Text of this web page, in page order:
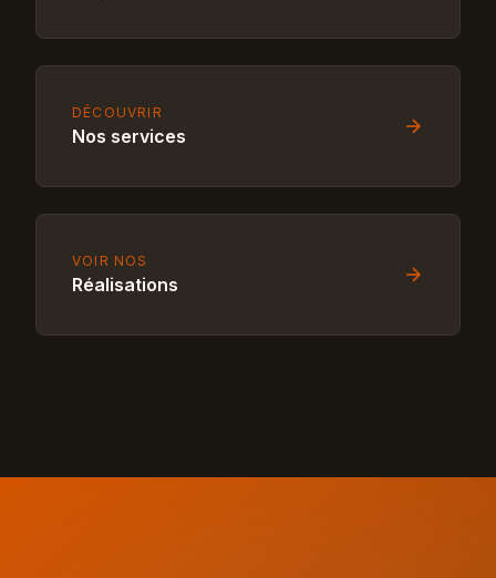
DÉCOUVRIR
Nos services
VOIR NOS
Réalisations